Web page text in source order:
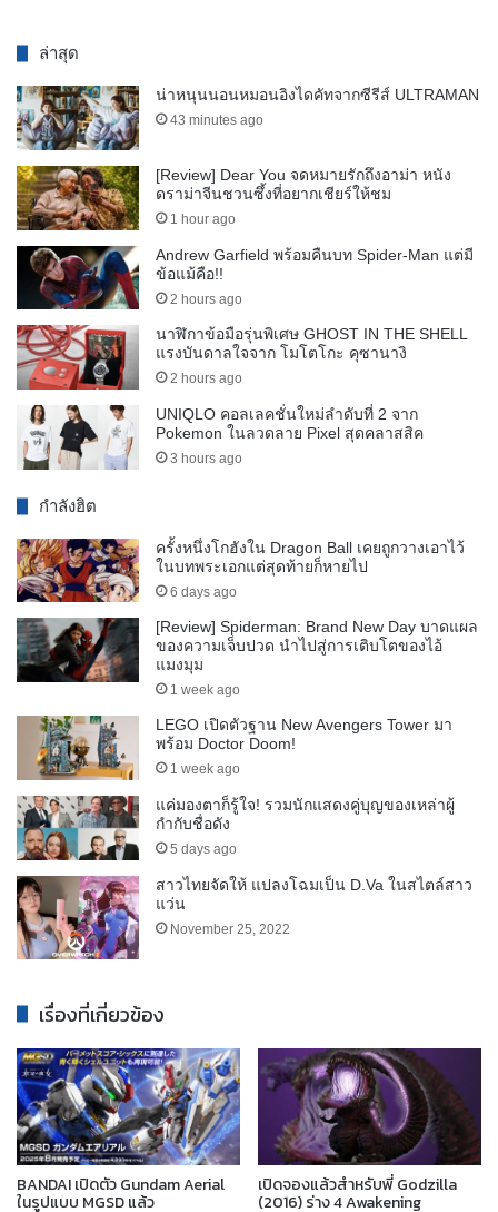
ล่าสุด
น่าหนุนนอนหมอนอิงไดคัทจากซีรีส์ ULTRAMAN
43 minutes ago
[Review] Dear You จดหมายรักถึงอาม่า หนัง
ดราม่าจีนชวนซึ้งที่อยากเชียร์ให้ชม
1 hour ago
Andrew Garfield พร้อมคืนบท Spider-Man แต่มี
ข้อแม้คือ!!
2 hours ago
นาฬิกาข้อมือรุ่นพิเศษ GHOST IN THE SHELL
แรงบันดาลใจจาก โมโตโกะ คุซานางิ
2 hours ago
UNIQLO คอลเลคชั่นใหม่ลำดับที่ 2 จาก
Pokemon ในลวดลาย Pixel สุดคลาสสิค
3 hours ago
กำลังฮิต
ครั้งหนึ่งโกฮังใน Dragon Ball เคยถูกวางเอาไว้
ในบทพระเอกแต่สุดท้ายก็หายไป
6 days ago
[Review] Spiderman: Brand New Day บาดแผล
ของความเจ็บปวด นำไปสู่การเติบโตของไอ้
แมงมุม
1 week ago
LEGO เปิดตัวฐาน New Avengers Tower มา
พร้อม Doctor Doom!
1 week ago
แค่มองตาก็รู้ใจ! รวมนักแสดงคู่บุญของเหล่าผู้
กำกับชื่อดัง
5 days ago
สาวไทยจัดให้ แปลงโฉมเป็น D.Va ในสไตล์สาว
แว่น
November 25, 2022
เรื่องที่เกี่ยวข้อง
BANDAI เปิดตัว Gundam Aerial
ในรูปแบบ MGSD แล้ว
เปิดจองแล้วสำหรับพี่ Godzilla
(2016) ร่าง 4 Awakening